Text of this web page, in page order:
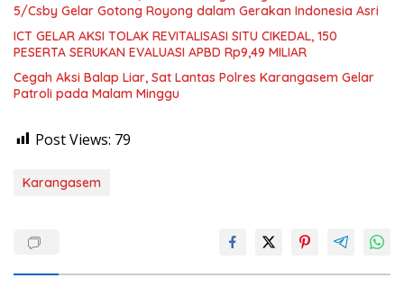
5/Csby Gelar Gotong Royong dalam Gerakan Indonesia Asri
ICT GELAR AKSI TOLAK REVITALISASI SITU CIKEDAL, 150
PESERTA SERUKAN EVALUASI APBD Rp9,49 MILIAR
Cegah Aksi Balap Liar, Sat Lantas Polres Karangasem Gelar
Patroli pada Malam Minggu
Post Views: 79
Karangasem